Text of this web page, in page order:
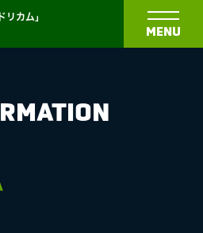
カム」
MENU